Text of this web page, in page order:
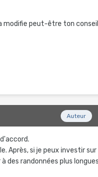
modifie peut-être ton
Auteur
Après, si je peux investir sur
des randonnées plus